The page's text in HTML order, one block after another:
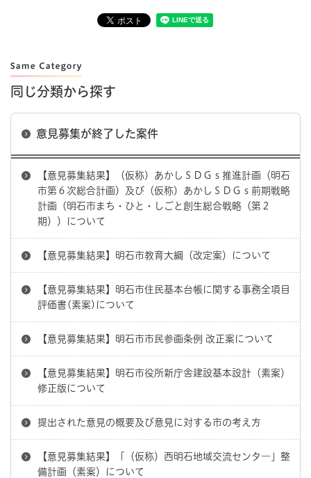
同じ分類から探す
意見募集が終了した案件
【意見募集結果】（仮称）あかしＳＤＧｓ推進計画（明石
市第６次総合計画）及び（仮称）あかしＳＤＧｓ前期戦略
計画（明石市まち・ひと・しごと創生総合戦略（第２
期））について
【意見募集結果】明石市教育大綱（改定案）について
【意見募集結果】明石市住民基本台帳に関する事務全項目
評価書(素案)について
【意見募集結果】明石市市民参画条例 改正案について
【意見募集結果】明石市役所新庁舎建設基本設計（素案）
修正版について
提出された意見の概要及び意見に対する市の考え方
【意見募集結果】「（仮称）西明石地域交流センタ―」整
備計画（素案）について